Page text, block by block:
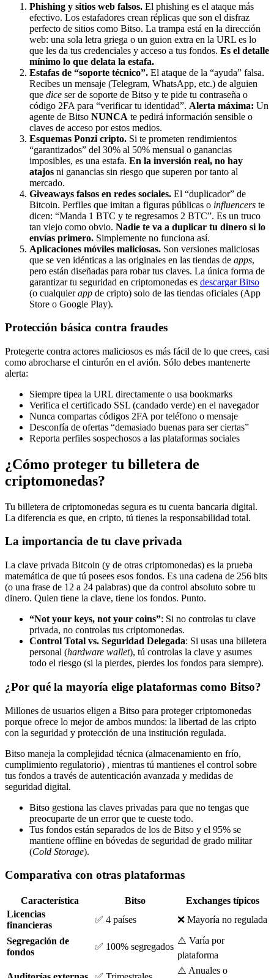
Phishing y sitios web falsos. El phishing es el ataque más
efectivo. Los estafadores crean réplicas que son el disfraz
perfecto de sitios como Bitso. La trampa está en la dirección
web: una sola letra griega o un guion extra en la URL es lo
que les da tus credenciales y acceso a tus fondos. Es el detalle
mínimo lo que delata la estafa.
Estafas de “soporte técnico”. El ataque de la “ayuda” falsa.
Recibes un mensaje (Telegram, WhatsApp, etc.) de alguien
que dice ser de soporte de Bitso y te pide tu contraseña o
código 2FA para “verificar tu identidad”. Alerta máxima: Un
agente de Bitso NUNCA te pedirá información sensible o
claves de acceso por estos medios.
Esquemas Ponzi cripto. Si te prometen rendimientos
“garantizados” del 30% al 50% mensual o ganancias
imposibles, es una estafa. En la inversión real, no hay
atajos ni ganancias sin riesgo que superen por tanto al
mercado.
Giveaways falsos en redes sociales. El “duplicador” de
Bitcoin. Perfiles que imitan a figuras públicas o influencers te
dicen: “Manda 1 BTC y te regresamos 2 BTC”. Es un truco
tan viejo como obvio. Nadie te va a duplicar tu dinero si lo
envías primero. Simplemente no funciona así.
Aplicaciones móviles maliciosas. Son versiones maliciosas
que se ven idénticas a las originales en las tiendas de apps,
pero están diseñadas para robar tus claves. La única forma de
garantizar tu seguridad en criptomonedas es descargar Bitso
(o cualquierapp de cripto) solo de las tiendas oficiales (App
Store o Google Play).
Protección básica contra fraudes
Protegerte contra actores maliciosos es más fácil de lo que crees, casi
como abrocharse el cinturón en el avión. Sólo debes mantenerte
alerta:
Siempre tipea la URL directamente o usa bookmarks
Verifica el certificado SSL (candado verde) en el navegador
Nunca compartas códigos 2FA por teléfono o mensaje
Desconfía de ofertas “demasiado buenas para ser ciertas”
Reporta perfiles sospechosos a las plataformas sociales
¿Cómo proteger tu billetera de
criptomonedas?
Tu billetera de criptomonedas segura es tu cuenta bancaria digital.
La diferencia es que, en cripto, tú tienes la responsabilidad total.
La importancia de tu clave privada
La clave privada Bitcoin (y de otras criptomonedas) es la prueba
matemática de que tú posees esos fondos. Es una cadena de 256 bits
(o una frase de 12 a 24 palabras) que da control absoluto sobre tu
dinero. Quien tiene la clave, tiene los fondos. Punto.
“Not your keys, not your coins”: Si no controlas tu clave
privada, no controlas tus criptomonedas.
Control Total vs. Seguridad Delegada: Si usas una billetera
personal (hardware wallet), tú controlas la clave y asumes
todo el riesgo (si la pierdes, pierdes los fondos para siempre).
¿Por qué la mayoría elige plataformas como Bitso?
Millones de usuarios eligen a Bitso para proteger criptomonedas
porque ofrece lo mejor de ambos mundos: la libertad de las cripto
con la seguridad y protección de una institución regulada.
Bitso maneja la complejidad técnica (almacenamiento en frío,
cumplimiento regulatorio) , mientras tú mantienes el control sobre
tus fondos a través de autenticación avanzada y medidas de
seguridad digital.
Bitso gestiona las claves privadas para que no tengas que
preocuparte de un error que te cueste todo.
Tus fondos están separados de los de Bitso y el 95% se
mantiene offline en bóvedas de seguridad de grado militar
(Cold Storage).
Comparativa con otras plataformas
Característica Bitso
Exchanges típicos
Licencias
financieras
✅ 4 países ❌ Mayoría no regulada
Segregación de
fondos
✅ 100% segregados
⚠️ Varía por
plataforma
⚠️ Anuales o